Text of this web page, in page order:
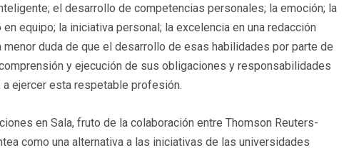
el desarrollo de competencias personales; la emoción; la
equipo; la iniciativa personal; la excelencia en una redacción
duda de que el desarrollo de esas habilidades por parte de
y ejecución de sus obligaciones y responsabilidades
ejercer esta respetable profesión.
en Sala, fruto de la colaboración entre Thomson Reuters-
como una alternativa a las iniciativas de las universidades